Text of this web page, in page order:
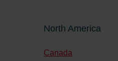
North America
Canada